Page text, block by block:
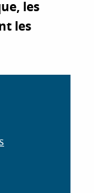
les
les